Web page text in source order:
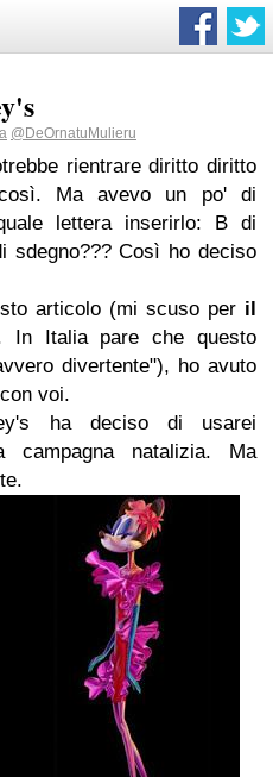
@DeOrnatuMulieru
rientrare diritto diritto
Ma avevo un po' di
lettera inserirlo: B di
sdegno??? Così ho deciso
articolo (mi scuso per il
In Italia pare che questo
divertente"), ho avuto
voi.
ha decisodi usarei
campagna natalizia. Ma